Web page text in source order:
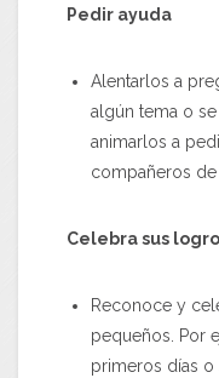
Pedir ayuda
Alentarlos a
algún tema o
animarlos a
compañeros de
Celebra sus
Reconoce y
pequeños. Por
primeros días